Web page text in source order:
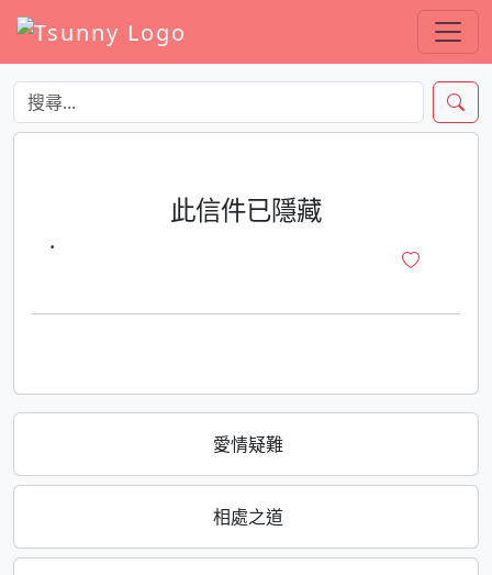
愛情疑難
相處之道
此信件已隱藏
·